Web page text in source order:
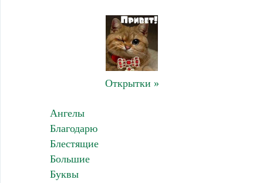
Открытки »
Ангелы
Благодарю
Блестящие
Большие
Буквы